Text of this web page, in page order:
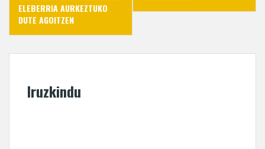
ELEBERRIA AURKEZTUKO
DUTE AGOITZEN
Iruzkindu